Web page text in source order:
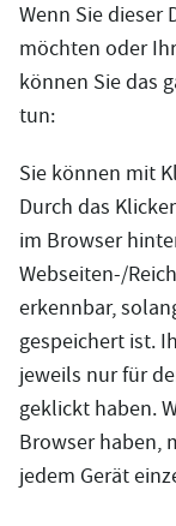
Wenn Sie dieser
möchten oder
können Sie das
tun:
Sie können mit
Durch das
im Browser
Webseiten-/
erkennbar,
gespeichert ist.
jeweils nur für
geklickt haben.
Browser haben,
jedem Gerät